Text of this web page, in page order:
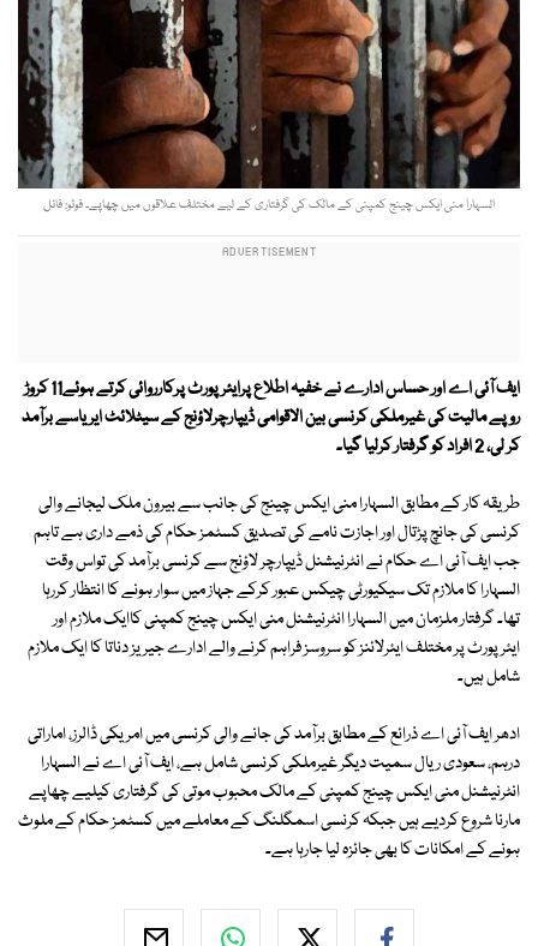
السہارا منی ایکس چینج کمپنی کے مالک کی گرفتاری کے لیے مختلف علاقوں میں چھاپے۔ فوٹو: فائل
ایف آئی اے اور حساس ادارے نے خفیہ اطلاع پرایئرپورٹ پرکارروائی کرتے ہوئے11 کروڑ
روپے مالیت کی غیرملکی کرنسی بین الاقوامی ڈیپارچرلاؤنج کے سیٹلائٹ ایریاسے برآمد
کر لی، 2 افراد کو گرفتار کرلیا گیا۔
طریقہ کار کے مطابق السہارا منی ایکس چینج کی جانب سے بیرون ملک لیجانے والی
کرنسی کی جانچ پڑتال اور اجازت نامے کی تصدیق کسٹمز حکام کی ذمے داری ہے تاہم
جب ایف آئی اے حکام نے انٹرنیشنل ڈیپارچر لاؤنج سے کرنسی برآمد کی تواس وقت
السہارا کا ملازم تک سیکیورٹی چیکس عبور کرکے جہاز میں سوار ہونے کا انتظار کررہا
تھا۔ گرفتار ملزمان میں السہارا انٹرنیشنل منی ایکس چینج کمپنی کاایک ملازم اور
ایئرپورٹ پر مختلف ایئرلائنز کو سروسز فراہم کرنے والے ادارے جیریز دناتا کا ایک ملازم
شامل ہیں۔
ادھر ایف آئی اے ذرائع کے مطابق برآمد کی جانے والی کرنسی میں امریکی ڈالرز، اماراتی
درہم، سعودی ریال سمیت دیگر غیرملکی کرنسی شامل ہے، ایف آئی اے نے السہارا
انٹرنیشنل منی ایکس چینج کمپنی کے مالک محبوب موتی کی گرفتاری کیلیے چھاپے
مارنا شروع کردیے ہیں جبکہ کرنسی اسمگلنگ کے معاملے میں کسٹمز حکام کے ملوث
ہونے کے امکانات کا بھی جائزہ لیا جارہا ہے۔